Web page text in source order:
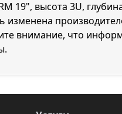
19", высота 3U,
внимание, что